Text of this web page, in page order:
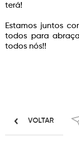
terá!
Estamos juntos
todos para
todos nós!!
VOLTAR